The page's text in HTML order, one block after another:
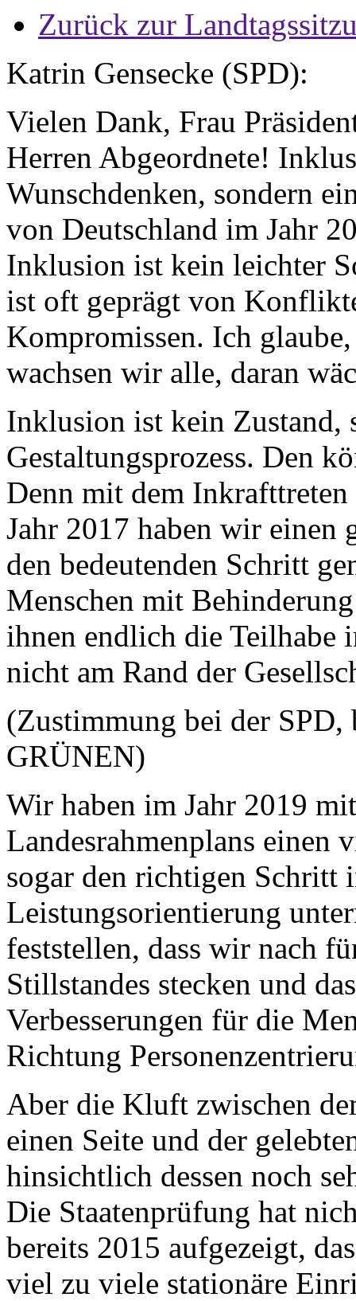
Zurück zur
Katrin Gensecke (SPD):
Vielen Dank, Frau
Herren Abgeordnete!
Wunschdenken, sondern
von Deutschland im Jahr
Inklusion ist kein leichter
ist oft geprägt von
Kompromissen. Ich
wachsen wir alle, daran
Inklusion ist kein Zustand,
Gestaltungsprozess. Den
Denn mit dem Inkrafttreten
Jahr 2017 haben wir einen
den bedeutenden Schritt
Menschen mit
ihnen endlich die Teilhabe
nicht am Rand der
(Zustimmung bei der
GRÜNEN)
Wir haben im Jahr 2019
Landesrahmenplans einen
sogar den richtigen Schritt
Leistungsorientierung
feststellen, dass wir nach
Stillstandes stecken und
Verbesserungen für die
Richtung
Aber die Kluft zwischen
einen Seite und der
hinsichtlich dessen noch
Die Staatenprüfung hat
bereits 2015 aufgezeigt,
viel zu viele stationäre